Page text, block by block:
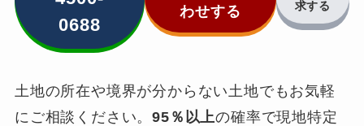
0688
わせする
求する
土地の所在や境界が分からない土地でもお気軽
にご相談ください。95％以上の確率で現地特定